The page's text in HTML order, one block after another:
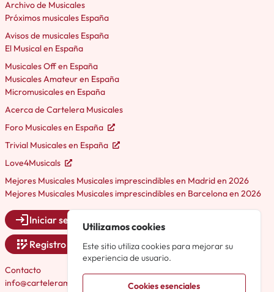
Archivo de Musicales
Próximos musicales España
Avisos de musicales España
El Musical en España
Musicales Off en España
Musicales Amateur en España
Micromusicales en España
Acerca de Cartelera Musicales
Foro Musicales en España
Trivial Musicales en España
Love4Musicals
Mejores Musicales Musicales imprescindibles en Madrid en 2026
Mejores Musicales Musicales imprescindibles en Barcelona en 2026
Iniciar sesión
Registro
Contacto
info@carteleramusicales.es
Utilizamos cookies
Este sitio utiliza cookies para mejorar su
experiencia de usuario.
Cookies esenciales